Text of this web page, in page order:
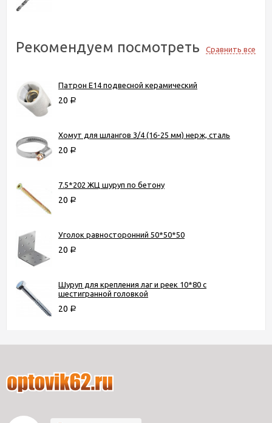
Рекомендуем посмотреть Сравнить все
Патрон Е14 подвесной керамический
20 Р
Хомут для шлангов 3/4 (16-25 мм) нерж, сталь
20 Р
7.5*202 ЖЦ шуруп по бетону
20 Р
Уголок равносторонний 50*50*50
20 Р
Шуруп для крепления лаг и реек 10*80 с
шестигранной головкой
20 Р